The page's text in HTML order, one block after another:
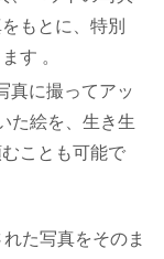
もとに、特別
す 。
真に撮ってアッ
た絵を、生き生
ことも可能で
た写真をそのま